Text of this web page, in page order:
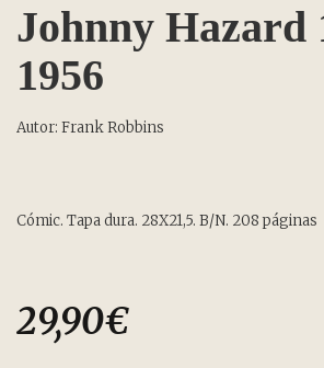
Johnny Hazard
1956
Autor: Frank Robbins
Cómic. Tapa dura. 28X21,5. B/N. 208 páginas
29,90€